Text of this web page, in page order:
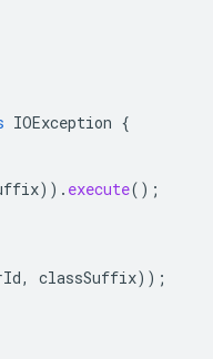
IOException {
)). execute();
, classSuffix));